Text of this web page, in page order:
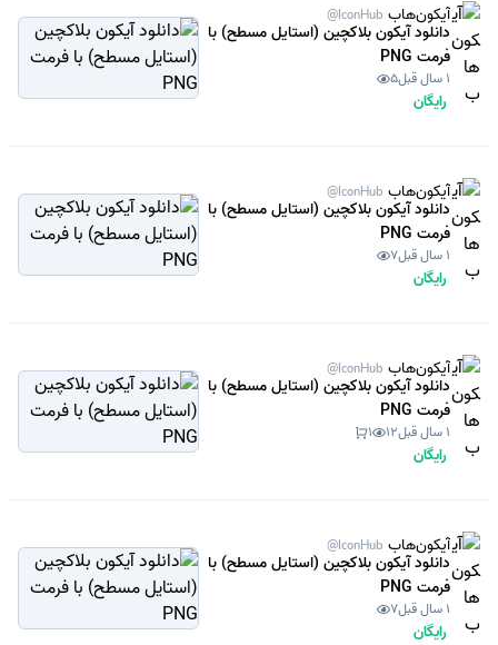
آیکون‌هاب @IconHub
دانلود آیکون بلاکچین (استایل مسطح) با
فرمت PNG
1 سال قبل 5
رایگان
آیکون‌هاب @IconHub
دانلود آیکون بلاکچین (استایل مسطح) با
فرمت PNG
1 سال قبل 7
رایگان
آیکون‌هاب @IconHub
دانلود آیکون بلاکچین (استایل مسطح) با
فرمت PNG
1 سال قبل 12
1
رایگان
آیکون‌هاب @IconHub
دانلود آیکون بلاکچین (استایل مسطح) با
فرمت PNG
1 سال قبل 7
رایگان